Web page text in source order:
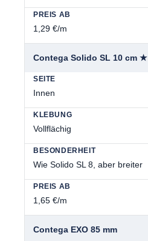
1,29 €/m
Contega Solido SL 10 cm ★
Innen
Vollflächig
Wie Solido SL 8, aber breiter
1,65 €/m
Contega EXO 85 mm